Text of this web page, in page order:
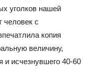
уголков нашей
человек с
копия
величину,
и исчезнувшего 40-60